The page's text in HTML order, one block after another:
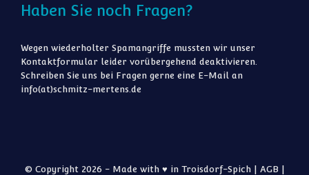
Haben Sie noch Fragen?
Wegen wiederholter Spamangriffe mussten wir unser
Kontaktformular leider vorübergehend deaktivieren.
Schreiben Sie uns bei Fragen gerne eine E-Mail an
info(at)schmitz-mertens.de
© Copyright 2026 - Made with ♥ in Troisdorf-Spich | AGB |